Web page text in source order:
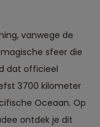
vanwege de
sfeer die
dat officieel
3700 kilometer
Oceaan. Op
ontdek je dit